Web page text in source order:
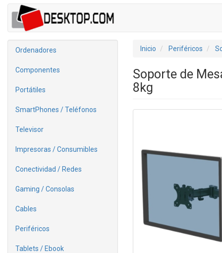
Ordenadores
Componentes
Portátiles
SmartPhones / Teléfonos
Televisor
Impresoras / Consumibles
Conectividad / Redes
Gaming / Consolas
Cables
Periféricos
Tablets / Ebook
Inicio Periféricos
Soporte de
8kg